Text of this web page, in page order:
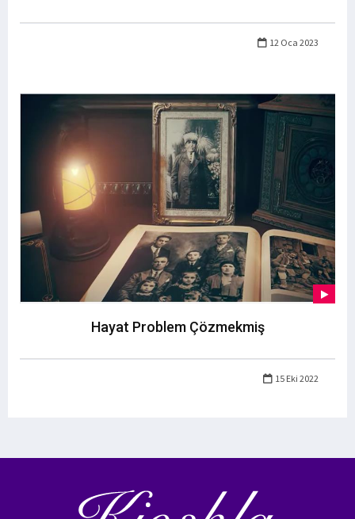
12 Oca 2023
Hayat Problem Çözmekmiş
15 Eki 2022